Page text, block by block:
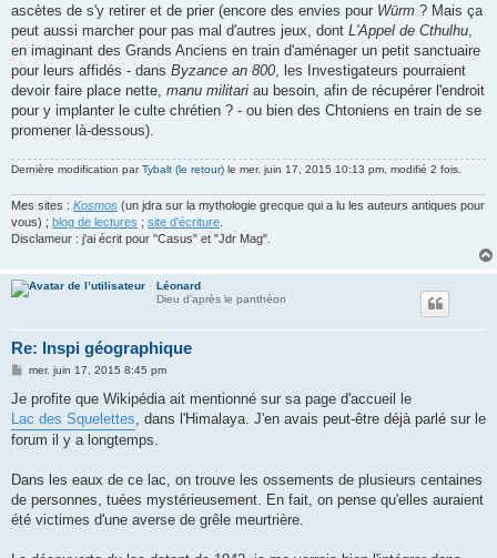
ascètes de s'y retirer et de prier (encore des envies pour Würm ? Mais ça
peut aussi marcher pour pas mal d'autres jeux, dont L'Appel de Cthulhu
en imaginant des Grands Anciens en train d'aménager un petit sanctuaire
pour leurs affidés - dans Byzance an 800 , les Investigateurs pourraient
devoir faire place nette, manu militari au besoin, afin de récupérer l'endroit
pour y implanter le culte chrétien ? - ou bien des Chtoniens en train de se
promener là-dessous).
Dernière modification parTybalt (le retour) le mer. juin 17, 2015 10:13 pm, modifié 2 fois.
Mes sites : Kosmos (un jdra sur la mythologie grecque qui a lu les auteurs antiques pour
vous) ; blog de lectures ; site d'écriture
Disclameur : j'ai écrit pour "Casus" et "Jdr Mag".
Léonard
Dieu d'après le panthéon
Re: Inspi géographique
M
s
a
g
e
mer. juin 17, 2015 8:45 pm
Je profite que Wikipédia ait mentionné sur sa page d'accueil le
Lac des Squelettes , dans l'Himalaya. J'en avais peut-être déjà parlé sur le
forum il y a longtemps.
Dans les eaux de ce lac, on trouve les ossements de plusieurs centaines
de personnes, tuées mystérieusement. En fait, on pense qu'elles auraient
été victimes d'une averse de grêle meurtrière.